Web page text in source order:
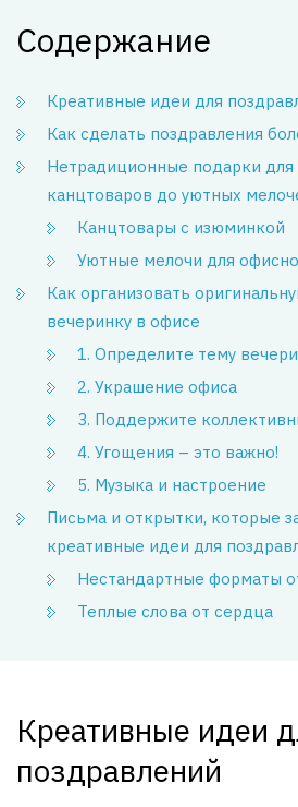
Содержание
Креативные идеи для
Как сделать поздравления
Нетрадиционные подарки для
канцтоваров до уютных
Канцтовары с изюминкой
Уютные мелочи для
Как организовать
вечеринку в офисе
1. Определите тему
2. Украшение офиса
3. Поддержите
4. Угощения – это важно!
5. Музыка и настроение
Письма и открытки, которые
креативные идеи для
Нестандартные форматы
Теплые слова от сердца
Креативные идеи
поздравлений